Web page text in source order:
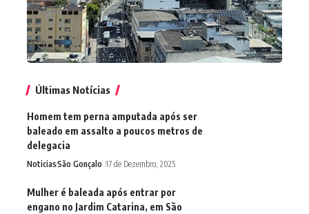
Últimas Notícias
Homem tem perna amputada após ser
baleado em assalto a poucos metros de
delegacia
NoticiasSão Gonçalo 17 de Dezembro, 2025
Mulher é baleada após entrar por
engano no Jardim Catarina, em São